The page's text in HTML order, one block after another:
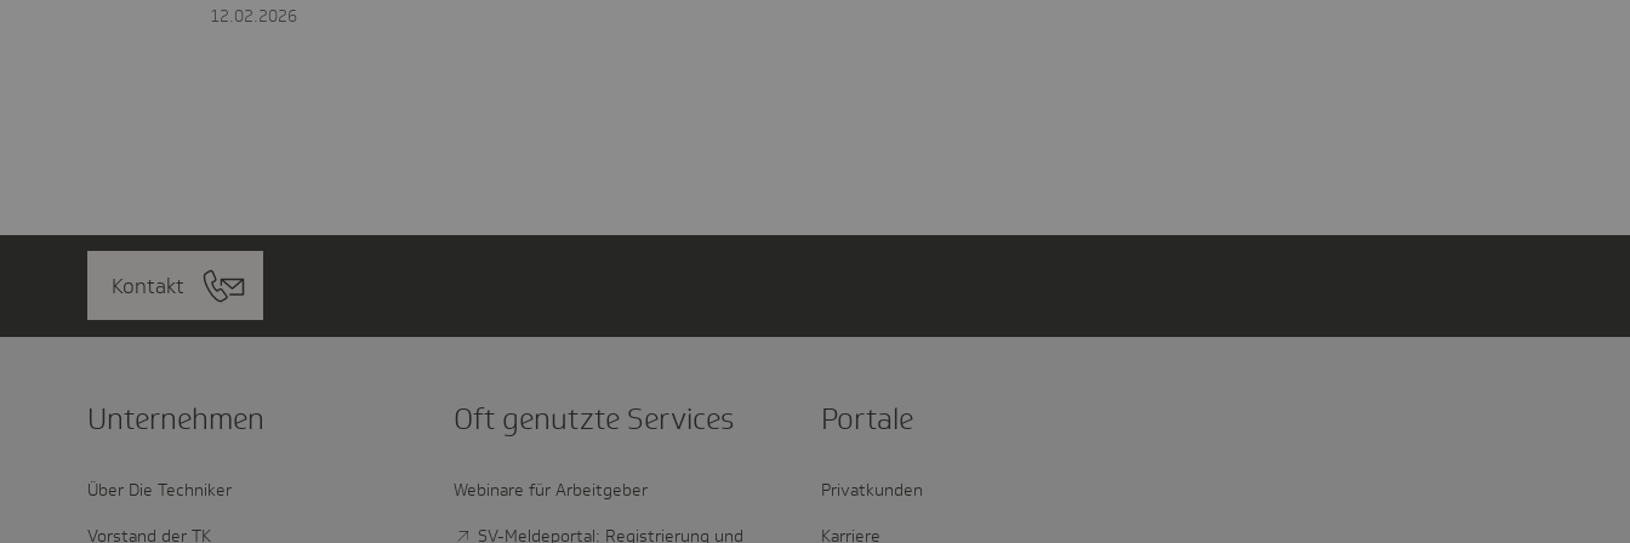
12.02.2026
Kontakt
Unter­nehmen
Über Die Techniker
Vorstand der TK
Oft genutzte Services
Webinare für Arbeitgeber
SV-Meldeportal: Registrierung und
Portale
Privatkunden
Karriere